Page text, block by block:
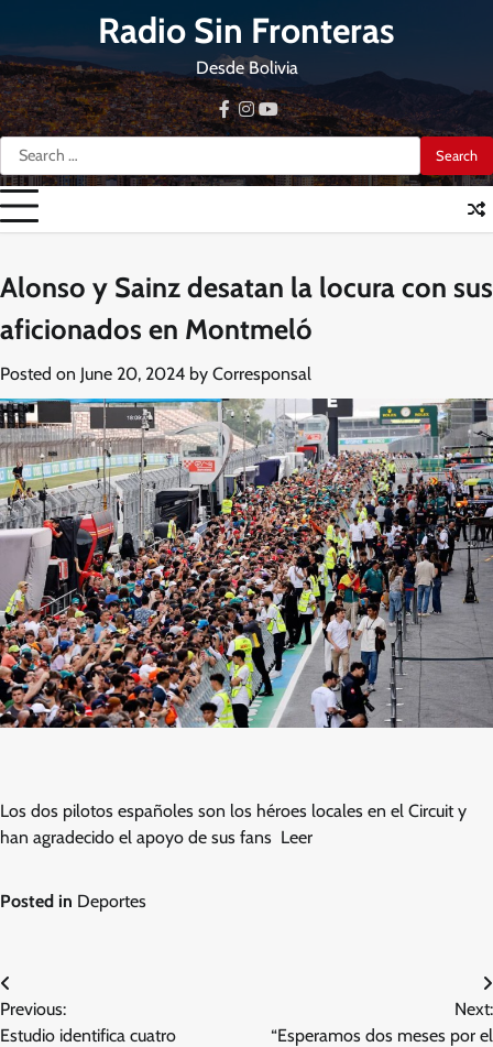
content
Radio Sin Fronteras
Desde Bolivia
Search
for:
facebook
instagram
youtube
Alonso y Sainz desatan la locura con sus
aficionados en Montmeló
Posted on June 20, 2024 by Corresponsal
Los dos pilotos españoles son los héroes locales en el Circuit y
han agradecido el apoyo de sus fans Leer
Posted in Deportes
Post
navigation
Previous:
Estudio identifica cuatro
Next:
“Esperamos dos meses por el